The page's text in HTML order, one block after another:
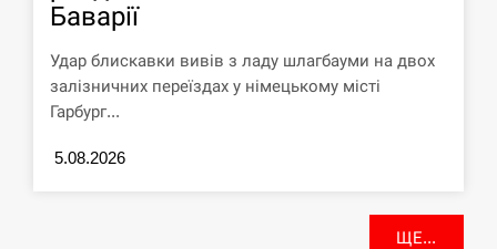
Баварії
Удар блискавки вивів з ладу шлагбауми на двох
залізничних переїздах у німецькому місті
Гарбург...
5.08.2026
ЩЕ...